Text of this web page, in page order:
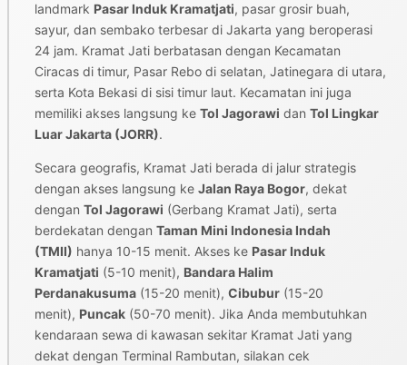
landmark Pasar Induk Kramatjati, pasar grosir buah,
sayur, dan sembako terbesar di Jakarta yang beroperasi
24 jam. Kramat Jati berbatasan dengan Kecamatan
Ciracas di timur, Pasar Rebo di selatan, Jatinegara di utara,
serta Kota Bekasi di sisi timur laut. Kecamatan ini juga
memiliki akses langsung ke Tol Jagorawi dan Tol Lingkar
Luar Jakarta (JORR).
Secara geografis, Kramat Jati berada di jalur strategis
dengan akses langsung ke Jalan Raya Bogor, dekat
dengan Tol Jagorawi (Gerbang Kramat Jati), serta
berdekatan dengan Taman Mini Indonesia Indah
(TMII) hanya 10-15 menit. Akses ke Pasar Induk
Kramatjati (5-10 menit), Bandara Halim
Perdanakusuma(15-20 menit), Cibubur(15-20
menit), Puncak(50-70 menit). Jika Anda membutuhkan
kendaraan sewa di kawasan sekitar Kramat Jati yang
dekat dengan Terminal Rambutan, silakan cek